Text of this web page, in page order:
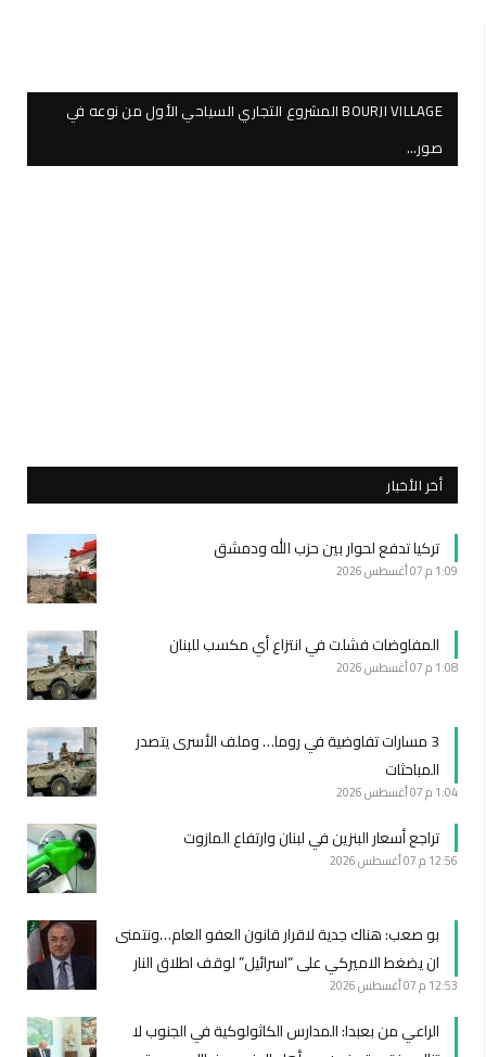
BOURJI VILLAGE المشروع التجاري السياحي الأول من نوعه في
صور…
أخر الأخبار
تركيا تدفع لحوار بين حزب الله ودمشق
1:09 م 07 أغسطس 2026
المفاوضات فشلت في انتزاع أي مكسب للبنان
1:08 م 07 أغسطس 2026
3 مسارات تفاوضية في روما… وملف الأسرى يتصدر
المباحثات
1:04 م 07 أغسطس 2026
تراجع أسعار البنزين في لبنان وارتفاع المازوت
12:56 م 07 أغسطس 2026
بو صعب: هناك جدية لاقرار قانون العفو العام…ونتمنى
ان يضغط الاميركي على “اسرائيل” لوقف اطلاق النار
12:53 م 07 أغسطس 2026
الراعي من بعبدا: المدارس الكاثولوكية في الجنوب لا